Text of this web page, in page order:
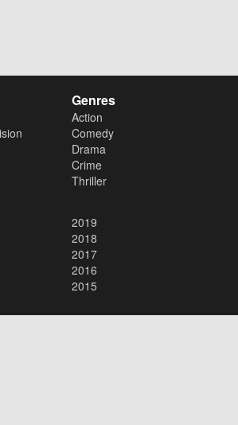
Genres
Action
Comedy
Drama
Crime
Thriller
2019
2018
2017
2016
2015